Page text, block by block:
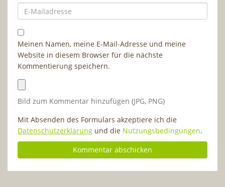
Meinen Namen, meine E-Mail-Adresse und meine
Website in diesem Browser für die nächste
Kommentierung speichern.
Bild zum Kommentar hinzufügen (JPG, PNG)
Mit Absenden des Formulars akzeptiere ich die
Datenschutzerklärung und die Nutzungsbedingungen.